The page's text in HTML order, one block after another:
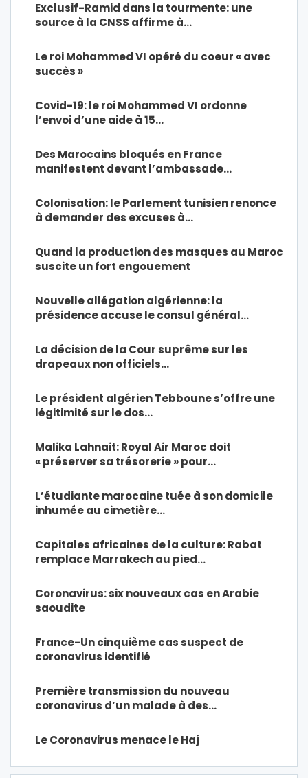
Exclusif-Ramid dans la tourmente: une
source à la CNSS affirme à…
Le roi Mohammed VI opéré du coeur « avec
succès »
Covid-19: le roi Mohammed VI ordonne
l’envoi d’une aide à 15…
Des Marocains bloqués en France
manifestent devant l’ambassade…
Colonisation: le Parlement tunisien renonce
à demander des excuses à…
Quand la production des masques au Maroc
suscite un fort engouement
Nouvelle allégation algérienne: la
présidence accuse le consul général…
La décision de la Cour suprême sur les
drapeaux non officiels…
Le président algérien Tebboune s’offre une
légitimité sur le dos…
Malika Lahnait: Royal Air Maroc doit
« préserver sa trésorerie » pour…
L’étudiante marocaine tuée à son domicile
inhumée au cimetière…
Capitales africaines de la culture: Rabat
remplace Marrakech au pied…
Coronavirus: six nouveaux cas en Arabie
saoudite
France-Un cinquième cas suspect de
coronavirus identifié
Première transmission du nouveau
coronavirus d’un malade à des…
Le Coronavirus menace le Haj